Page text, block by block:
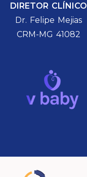
DIRETOR CLÍNICO
Dr. Felipe Mejias
CRM-MG 41082